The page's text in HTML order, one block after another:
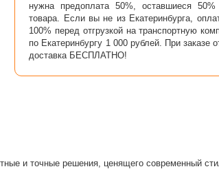
нужна предоплата 50%, оставшиеся
товара. Если вы не из Екатеринбурга,
100% перед отгрузкой на транспортную
по Екатеринбургу 1 000 рублей. При заказе
доставка БЕСПЛАТНО!
и точные решения, ценящего современный